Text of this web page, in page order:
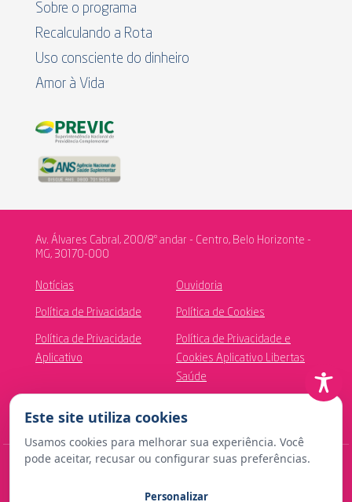
Sobre o programa
Recalculando a Rota
Uso consciente do dinheiro
Amor à Vida
Av. Álvares Cabral, 200/8º andar - Centro, Belo Horizonte -
MG, 30170-000
Notícias Ouvidoria
Política de Privacidade Política de Cookies
Política de Privacidade
Aplicativo
Política de Privacidade e
Cookies Aplicativo Libertas
Saúde
Este site utiliza cookies
Usamos cookies para melhorar sua experiência. Você
pode aceitar, recusar ou configurar suas preferências.
Personalizar